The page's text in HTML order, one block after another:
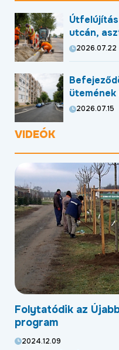
utcán,
2026.07.22
2026.07.15
VIDEÓK
Folytatódik az
program
2024.12.09